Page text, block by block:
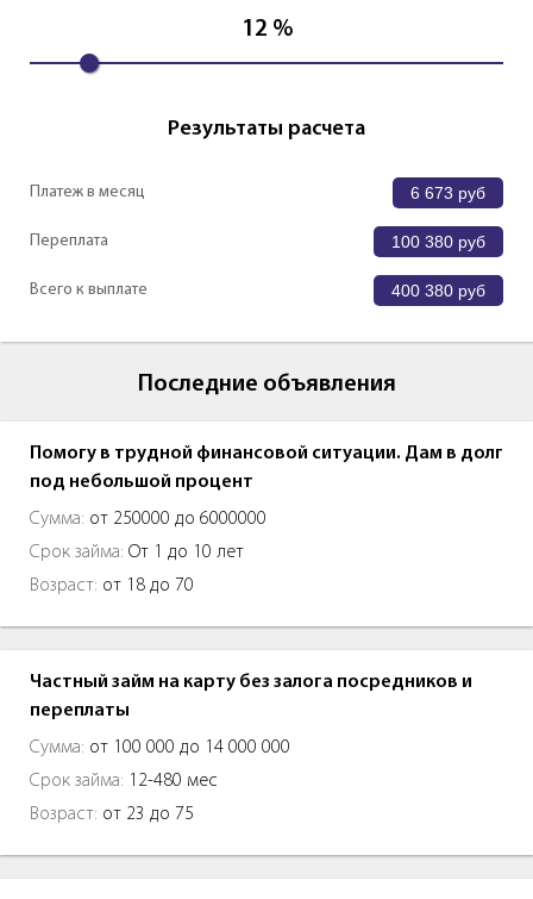
12 %
Результаты расчета
Платеж в месяц 6 673 руб
Переплата 100 380 руб
Всего к выплате 400 380 руб
Последние объявления
Помогу в трудной финансовой ситуации. Дам в долг
под небольшой процент
Сумма: от 250000 до 6000000
Срок займа: От 1 до 10 лет
Возраст: от 18 до 70
Частный займ на карту без залога посредников и
переплаты
Сумма: от 100 000 до 14 000 000
Срок займа: 12-480 мес
Возраст: от 23 до 75